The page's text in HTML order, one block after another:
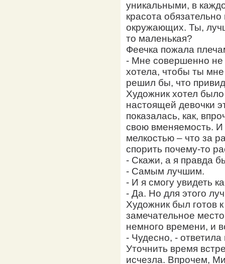
уникальными, в
красота
окружающих. Ты,
то маленькая?
Феечка пожала
- Мне совершенно не
хотела, чтобы ты
решил бы, что
Художник хотел
настоящей девочки
показалась, как,
свою вменяемость.
мелкостью – что за
спорить почему-то
- Скажи, а я правда
- Самым лучшим.
- И я смогу увидеть
- Да. Но для этого
Художник был готов
замечательное
немного времени, и
- Чудесно, -
Уточнить время
исчезла. Впрочем,